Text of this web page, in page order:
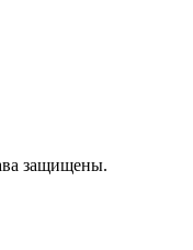
защищены.